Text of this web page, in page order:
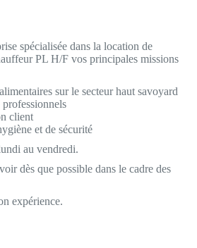
spécialisée dans la location de
PL H/F vos principales missions
sur le secteur haut savoyard
client
et de sécurité
au vendredi.
dès que possible dans le cadre des
expérience.